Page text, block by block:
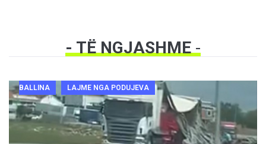
- TË NGJASHME-
BALLINA LAJME NGA PODUJEVA